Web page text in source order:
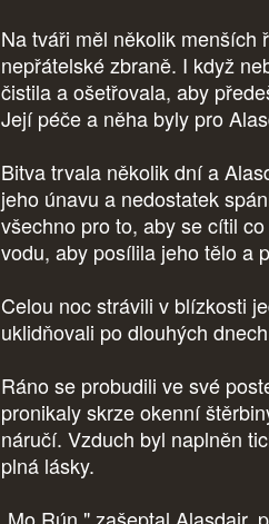
Na tváři měl několik menších
nepřátelské zbraně. I když
čistila a ošetřovala, aby
Její péče a něha byly pro
Bitva trvala několik dní a
jeho únavu a nedostatek
všechno pro to, aby se cítil
vodu, aby posílila jeho tělo a
Celou noc strávili v blízkosti
uklidňovali po dlouhých
Ráno se probudili ve své
pronikaly skrze okenní
náručí. Vzduch byl naplněn
plná lásky.
„Mo Rún," zašeptal Alasdair,